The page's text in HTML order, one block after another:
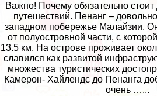
Важно! Почему обязательно стоит
путешествий. Пенанг –
западном побережье Малайзии.
от полуостровной части, с
13.5 км. На острове проживает
славился как развитой
множества туристических
Камерон- Хайлендс до Пенанга
очень …...